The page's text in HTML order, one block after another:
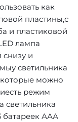
как
пластины,с
и пластиковой
лампа
снизу и
светильника
которые можно
режим
светильника
батареек ААА